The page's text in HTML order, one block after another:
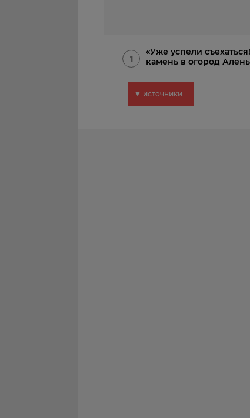
1
«Уже успели
камень в огород
▼ источники